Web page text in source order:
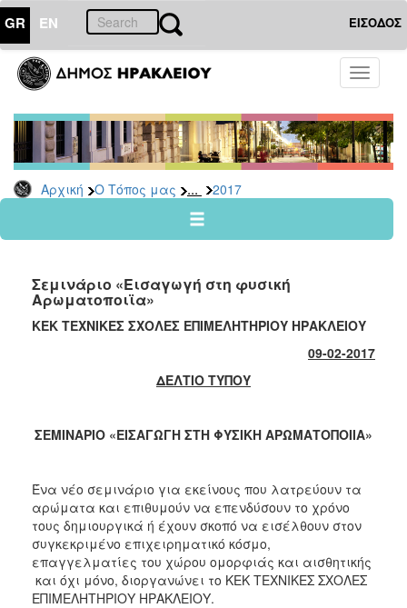
GR EN ΕΙΣΟΔΟΣ
Toggle
Αρχική Ο Τόπος μας ... 2017
ΤΟΠΟΣ
ΜΑΣ
Ανακοινώσεις
Αρχείο
2026
2024
2022
2021
2017
2015
2012
2011
Σεμινάριο «Εισαγωγή στη φυσική
Αρωματοποιϊα»
ΚΕΚ ΤΕΧΝΙΚΕΣ ΣΧΟΛΕΣ ΕΠΙΜΕΛΗΤΗΡΙΟΥ ΗΡΑΚΛΕΙΟΥ
09-02-2017
ΔΕΛΤΙΟ ΤΥΠΟΥ
ΣΕΜΙΝΑΡΙΟ «ΕΙΣΑΓΩΓΗ ΣΤΗ ΦΥΣΙΚΗ ΑΡΩΜΑΤΟΠΟΙΙΑ»
Ένα νέο σεμινάριο για εκείνους που λατρεύουν τα
αρώματα και επιθυμούν να επενδύσουν το χρόνο
τους δημιουργικά ή έχουν σκοπό να εισέλθουν στον
συγκεκριμένο επιχειρηματικό κόσμο,
επαγγελματίες του χώρου ομορφιάς και αισθητικής
και όχι μόνο, διοργανώνει το ΚΕΚ ΤΕΧΝΙΚΕΣ ΣΧΟΛΕΣ
ΕΠΙΜΕΛΗΤΗΡΙΟΥ ΗΡΑΚΛΕΙΟΥ.